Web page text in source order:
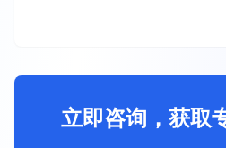
立即咨询，获取